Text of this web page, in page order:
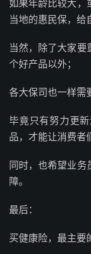
如果年龄比较大，
当地的惠民保，给
当然，除了大家
个好产品以外；
各大保司也一样需
毕竟只有努力更
品，才能让消费者
同时，也希望业
障。
最后：
买健康险，最主要